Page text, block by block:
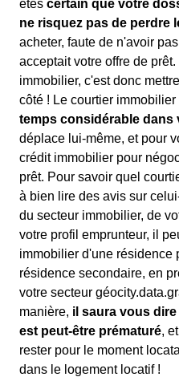
êtes certain que votre
ne risquez pas de perdre
acheter, faute de n'avoir
acceptait votre offre de
immobilier, c'est donc
côté ! Le courtier immobilier
temps considérable dans
déplace lui-même, et pour
crédit immobilier pour
prêt. Pour savoir quel
à bien lire des avis sur
du secteur immobilier, de
votre profil emprunteur, il
immobilier d'une résidence
résidence secondaire, en
votre secteur
manière, il saura vous
est peut-être prématuré,
rester pour le moment
dans le logement locatif !